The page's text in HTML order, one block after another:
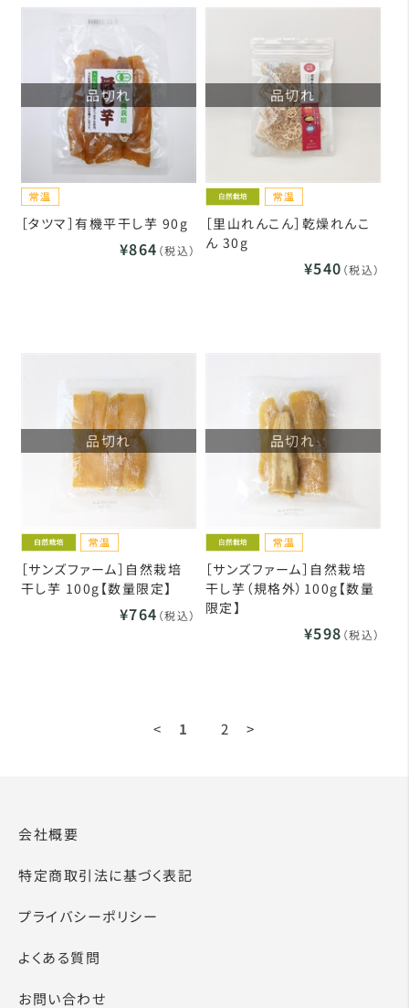
品切れ
［タツマ］有機平干し芋 90g
¥864 （税込）
品切れ
［里山れんこん］乾燥れんこ
ん 30g
¥540 （税込）
品切れ
［サンズファーム］自然栽培
干し芋 100g【数量限定】
¥764 （税込）
品切れ
［サンズファーム］自然栽培
干し芋（規格外）100g【数量
限定】
¥598 （税込）
< 1 2 >
会社概要
特定商取引法に基づく表記
プライバシーポリシー
よくある質問
お問い合わせ